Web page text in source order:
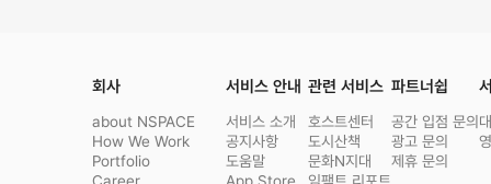
회사
about NSPACE
How We Work
Portfolio
서비스 안내
서비스 소개
공지사항
도움말
관련 서비스
호스트센터
도시산책
문화N지대
파트너쉽
공간 입점 문의
광고 문의
제휴 문의